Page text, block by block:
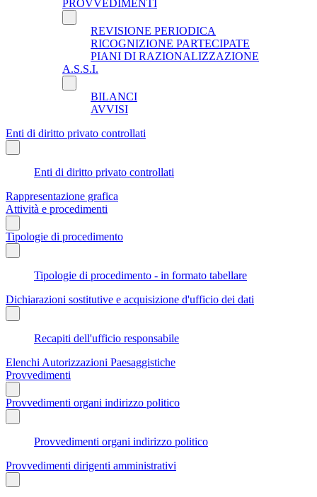
PROVVEDIMENTI
REVISIONE PERIODICA
RICOGNIZIONE PARTECIPATE
PIANI DI RAZIONALIZZAZIONE
A.S.S.I.
BILANCI
AVVISI
Enti di diritto privato controllati
Enti di diritto privato controllati
Rappresentazione grafica
Attività e procedimenti
Tipologie di procedimento
Tipologie di procedimento - in formato tabellare
Dichiarazioni sostitutive e acquisizione d'ufficio dei dati
Recapiti dell'ufficio responsabile
Elenchi Autorizzazioni Paesaggistiche
Provvedimenti
Provvedimenti organi indirizzo politico
Provvedimenti organi indirizzo politico
Provvedimenti dirigenti amministrativi